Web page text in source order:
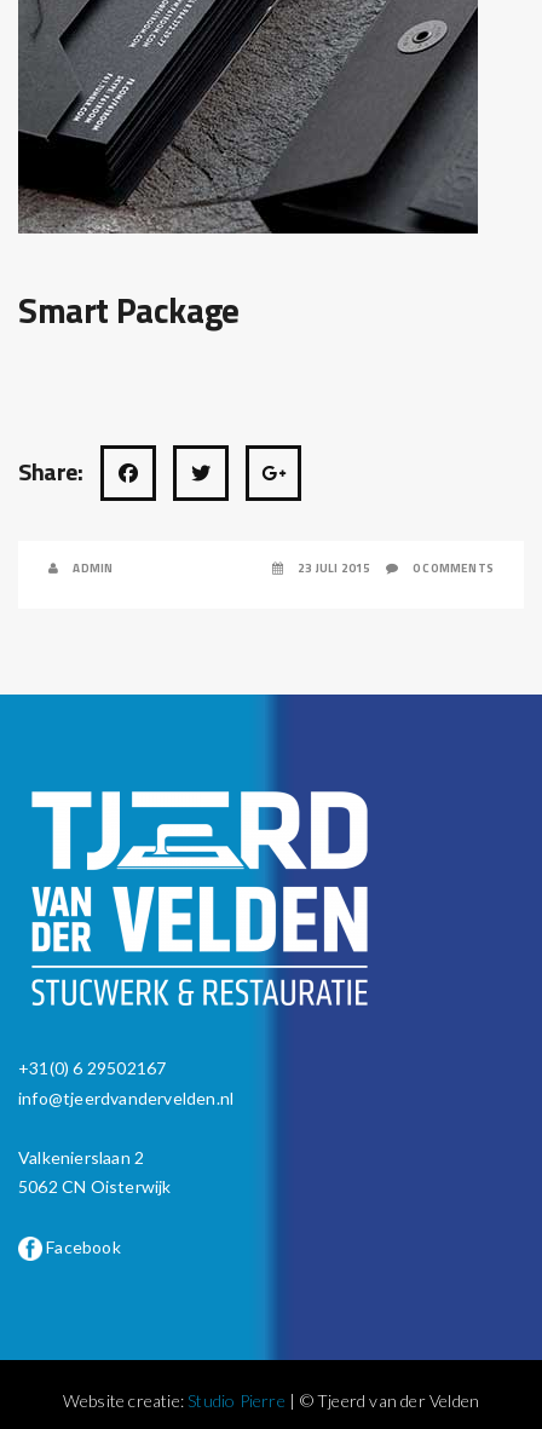
Smart Package
Share:
ADMIN 23 JULI 2015 0 COMMENTS
+31(0) 6 29502167
info@tjeerdvandervelden.nl
Valkenierslaan 2
5062 CN Oisterwijk
Facebook
Website creatie: Studio Pierre | © Tjeerd van der Velden